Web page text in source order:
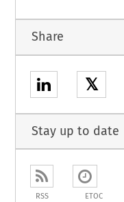
Share
𝕏
Stay up to date
RSS ETOC